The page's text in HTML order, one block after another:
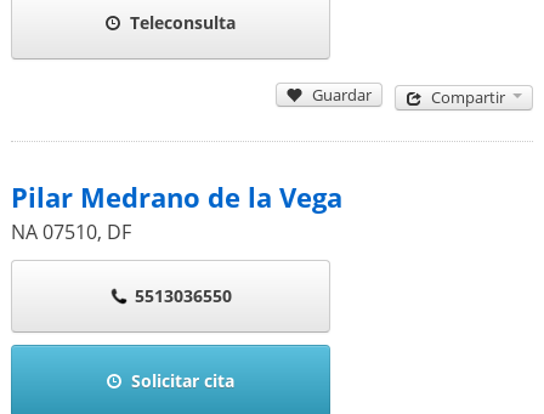
Teleconsulta
Guardar Compartir
Pilar Medrano de la Vega
NA07510, DF
5513036550
Solicitar cita